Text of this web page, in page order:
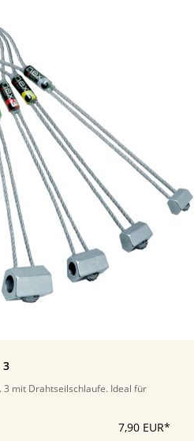
3
3 mit Drahtseilschlaufe. Ideal für
7,90 EUR*